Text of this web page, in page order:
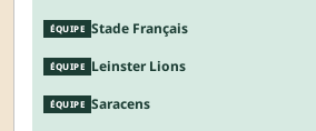
ÉQUIPE Stade Français
ÉQUIPE Leinster Lions
ÉQUIPE Saracens